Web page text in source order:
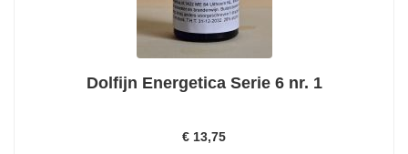
Dolfijn Energetica Serie 6 nr. 1
€ 13,75